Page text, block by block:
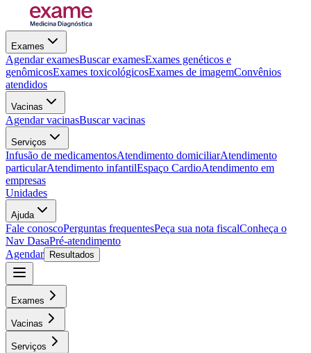
Exames
Agendar examesBuscar examesExames genéticos e
genômicosExames toxicológicosExames de imagemConvênios
atendidos
Vacinas
Agendar vacinasBuscar vacinas
Serviços
Infusão de medicamentosAtendimento domiciliarAtendimento
particularAtendimento infantilEspaço CardioAtendimento em
empresas
Unidades
Ajuda
Fale conoscoPerguntas frequentesPeça sua nota fiscalConheça o
Nav DasaPré-atendimento
Agendar
Resultados
Exames
Vacinas
Serviços